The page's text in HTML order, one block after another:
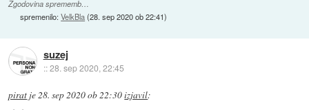
Zgodovina sprememb…
spremenilo:VelkBla(28. sep 2020 ob 22:41)
suzej
::28. sep 2020, 22:45
pirat je28. sep 2020 ob 22:30izjavil: